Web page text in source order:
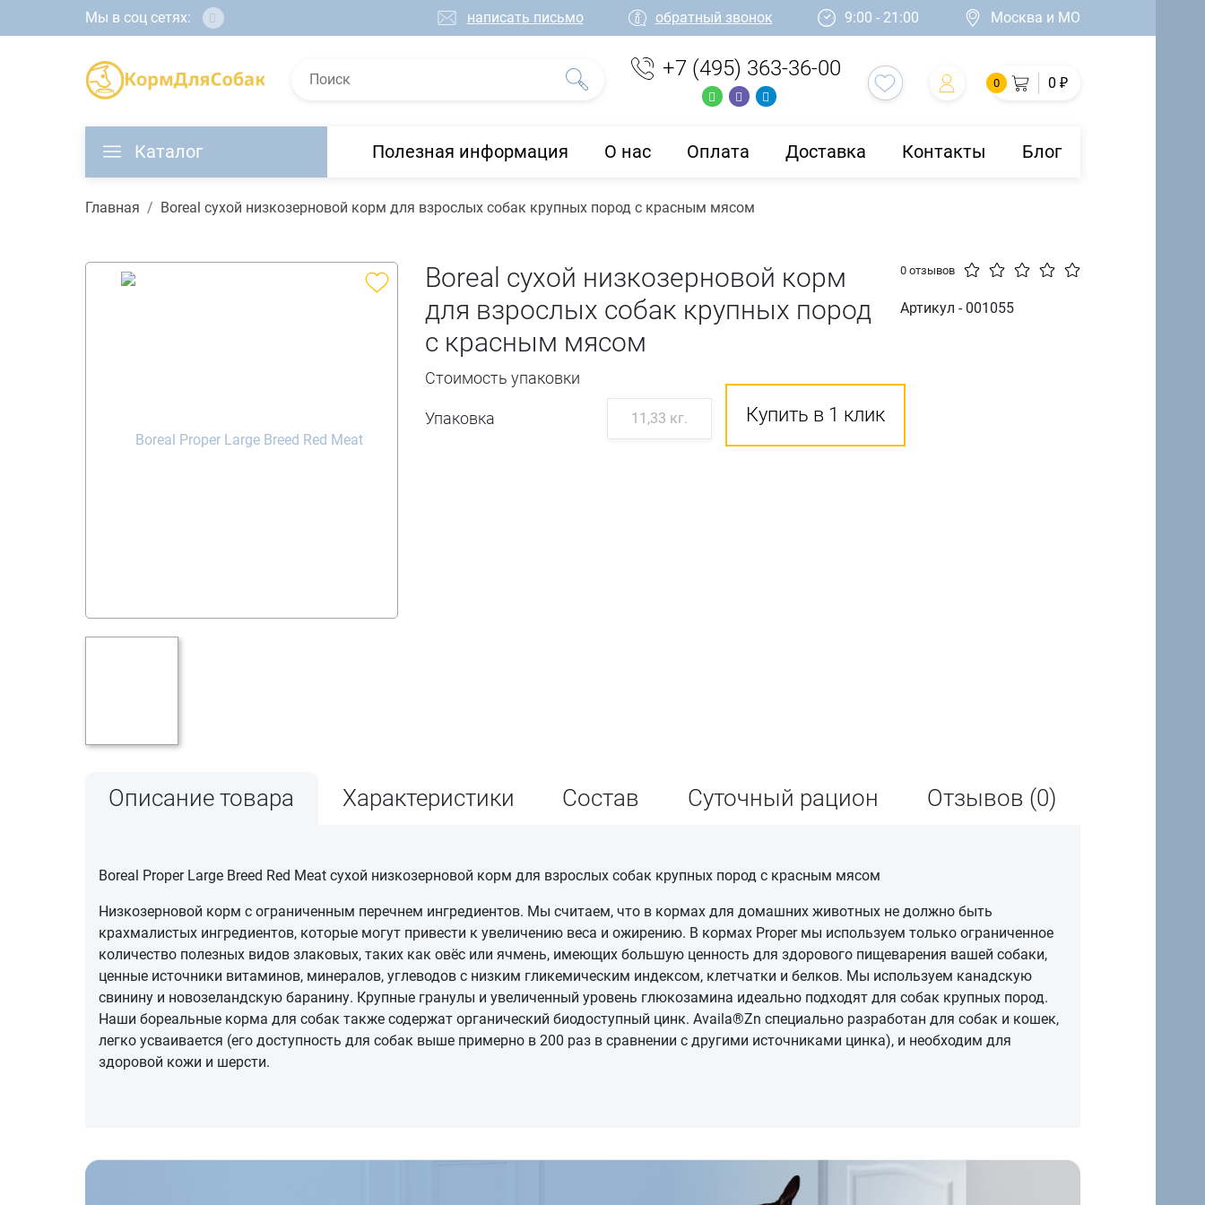
Мы в соц сетях: написать письмо обратный звонок 9:00 - 21:00 Москва и МО
+7 (495) 363-36-00
0 0 ₽
Каталог Полезная информация О нас Оплата Доставка Контакты Блог
Главная Boreal сухой низкозерновой корм для взрослых собак крупных пород с красным мясом
Boreal сухой низкозерновой корм
для взрослых собак крупных пород
с красным мясом
0 отзывов
Артикул - 001055
Стоимость упаковки
Упаковка 11,33 кг. Купить в 1 клик
Описание товара Характеристики Состав Суточный рацион Отзывов (0)
Boreal Proper Large Breed Red Meat сухой низкозерновой корм для взрослых собак крупных пород с красным мясом
Низкозерновой корм с ограниченным перечнем ингредиентов. Мы считаем, что в кормах для домашних животных не должно быть
крахмалистых ингредиентов, которые могут привести к увеличению веса и ожирению. В кормах Proper мы используем только ограниченное
количество полезных видов злаковых, таких как овёс или ячмень, имеющих большую ценность для здорового пищеварения вашей собаки,
ценные источники витаминов, минералов, углеводов с низким гликемическим индексом, клетчатки и белков. Мы используем канадскую
свинину и новозеландскую баранину. Крупные гранулы и увеличенный уровень глюкозамина идеально подходят для собак крупных пород.
Наши бореальные корма для собак также содержат органический биодоступный цинк. Availa®Zn специально разработан для собак и кошек,
легко усваивается (его доступность для собак выше примерно в 200 раз в сравнении с другими источниками цинка), и необходим для
здоровой кожи и шерсти.